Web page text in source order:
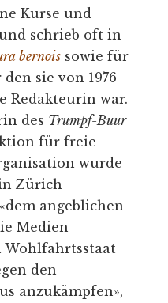
Kurse und
schrieb oft in
bernoissowie für
sie von 1976
Redakteurin war.
des Trumpf-Buur
für freie
wurde
Zürich
angeblichen
Medien
Wohlfahrtsstaat
den
anzukämpfen»,